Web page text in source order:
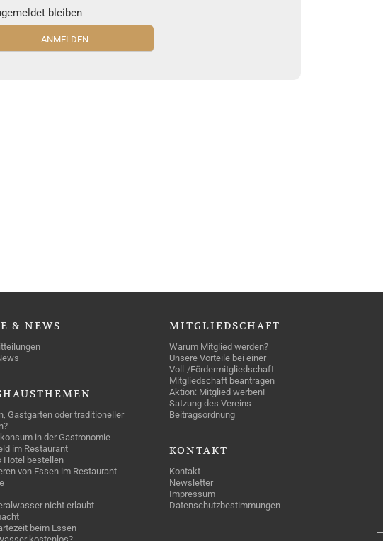
bleiben
& NEWS
Gastgarten oder traditioneller
in der Gastronomie
im Restaurant
Hotel bestellen
von Essen im Restaurant
nicht erlaubt
beim Essen
MITGLIEDSCHAFT
Warum Mitglied werden?
Unsere Vorteile bei einer
Voll-/Fördermitgliedschaft
Mitgliedschaft beantragen
Aktion: Mitglied werben!
Satzung des Vereins
Beitragsordnung
KONTAKT
Kontakt
Newsletter
Impressum
Datenschutzbestimmungen